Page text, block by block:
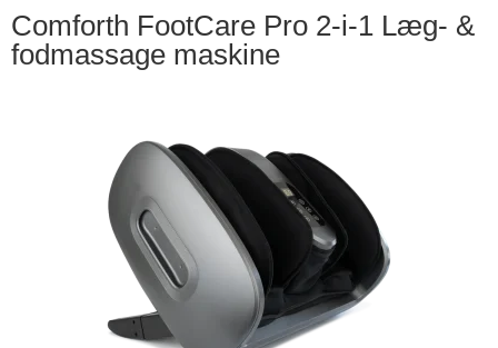
Comforth FootCare Pro 2-i-1 Læg- &
fodmassage maskine